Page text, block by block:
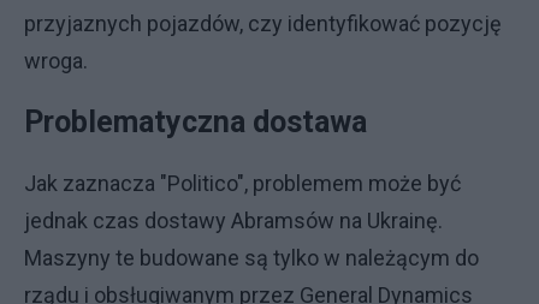
przyjaznych pojazdów, czy identyfikować pozycję
wroga.
Problematyczna dostawa
Jak zaznacza "Politico", problemem może być
jednak czas dostawy Abramsów na Ukrainę.
Maszyny te budowane są tylko w należącym do
rządu i obsługiwanym przez General Dynamics